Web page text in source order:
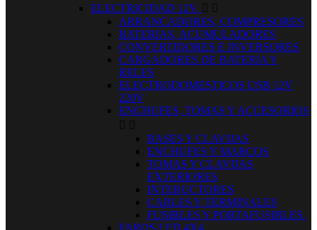
ELECTRICIDAD 12V.  
ARRANCADORES, COMPRESORES
BATERIAS, ACUMULADORES
CONVERTIDORES E INVERSORES
CARGADORES DE BATERIA Y
RELES
ELECTRODOMESTICOS USB 12V
220V
ENCHUFES, TOMAS Y ACCESORIOS
 
BASES Y CLAVIJAS
ENCHUFES Y MARCOS
TOMAS Y CLAVIJAS
EXTERIORES
INTERUCTORES
CABLES Y TERMINALES
FUSIBLES Y PORTAFUSIBLES.
FAROS LED 4X4